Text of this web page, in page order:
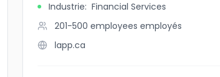
Industrie: Financial Services
201-500 employees employés
lapp.ca